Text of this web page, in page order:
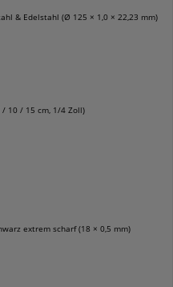
& Edelstahl (Ø 125 × 1,0 × 22,23 mm)
/ 10 / 15 cm, 1/4 Zoll)
extrem scharf (18 × 0,5 mm)